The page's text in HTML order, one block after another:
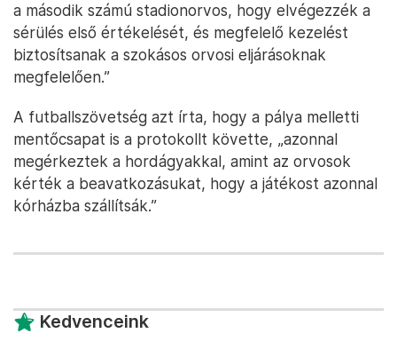
a második számú stadionorvos, hogy elvégezzék a
sérülés első értékelését, és megfelelő kezelést
biztosítsanak a szokásos orvosi eljárásoknak
megfelelően.”
A futballszövetség azt írta, hogy a pálya melletti
mentőcsapat is a protokollt követte, „azonnal
megérkeztek a hordágyakkal, amint az orvosok
kérték a beavatkozásukat, hogy a játékost azonnal
kórházba szállítsák.”
Kedvenceink